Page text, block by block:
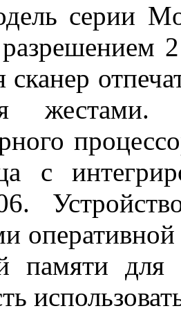
серии
сканер
с
памяти